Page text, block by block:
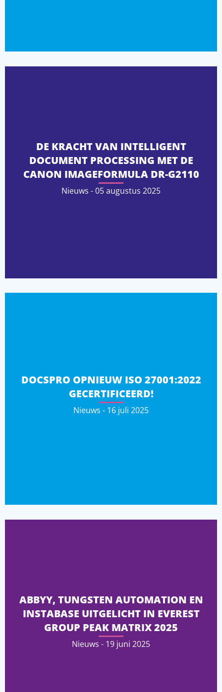
DE KRACHT VAN INTELLIGENT
DOCUMENT PROCESSING MET DE
CANON IMAGEFORMULA DR-G2110
Nieuws - 05 augustus 2025
DOCSPRO OPNIEUW ISO 27001:2022
GECERTIFICEERD!
Nieuws - 16 juli 2025
ABBYY, TUNGSTEN AUTOMATION EN
INSTABASE UITGELICHT IN EVEREST
GROUP PEAK MATRIX 2025
Nieuws - 19 juni 2025